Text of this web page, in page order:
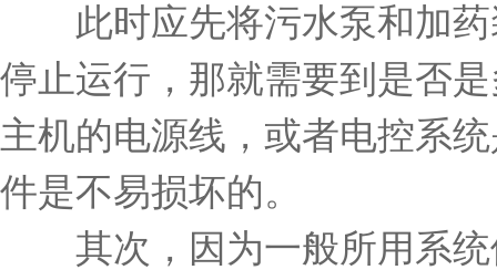
此时应先将污水泵和加药
停止运行，那就需要到是否
主机的电源线，或者电控系
件是不易损坏的。
其次，因为一般所用系统